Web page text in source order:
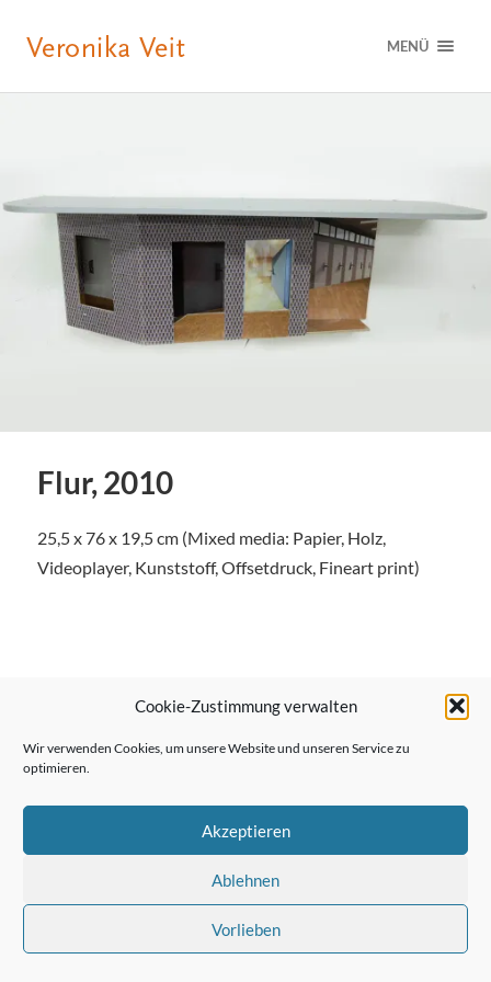
Cookie-Zustimmung verwalten
Wir verwenden Cookies, um unsere Website und unseren Service zu
optimieren.
Akzeptieren
Ablehnen
Vorlieben
MENÜ
Flur, 2010
25,5 x 76 x 19,5 cm (Mixed media: Papier, Holz,
Videoplayer, Kunststoff, Offsetdruck, Fineart print)